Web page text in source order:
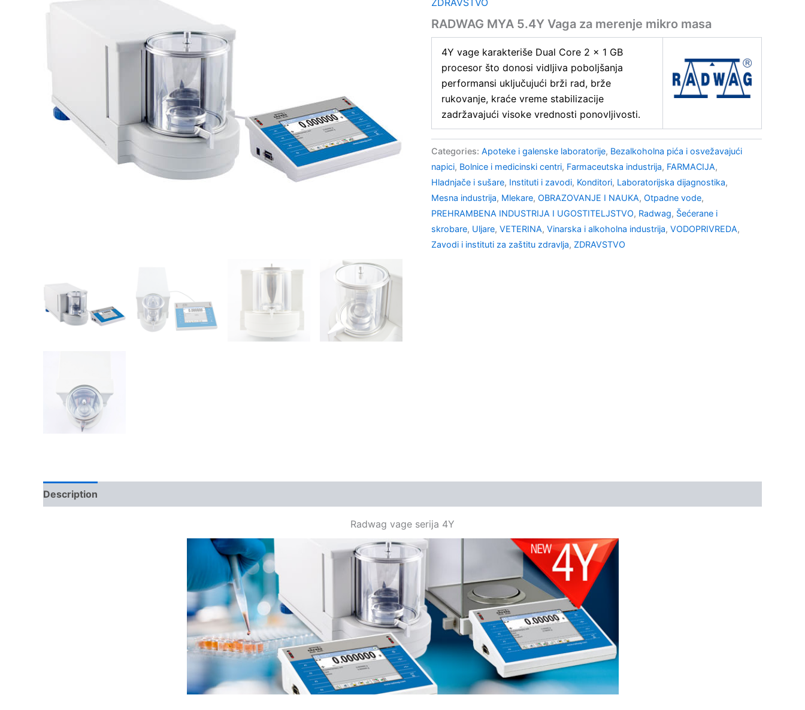
RADWAG MYA 5.4Y Vaga za merenje mikro masa
4Y vage karakteriše Dual Core 2 x 1 GB
procesor što donosi vidljiva poboljšanja
performansi uključujući brži rad, brže
rukovanje, kraće vreme stabilizacije
zadržavajući visoke vrednosti ponovljivosti.
Categories: Apoteke i galenske laboratorije, Bezalkoholna pića i osvežavajući
napici, Bolnice i medicinski centri, Farmaceutska industrija, FARMACIJA,
Hladnjače i sušare, Instituti i zavodi, Konditori, Laboratorijska dijagnostika,
Mesna industrija, Mlekare, OBRAZOVANJE I NAUKA, Otpadne vode,
PREHRAMBENA INDUSTRIJA I UGOSTITELJSTVO, Radwag, Šećerane i
skrobare, Uljare, VETERINA, Vinarska i alkoholna industrija, VODOPRIVREDA,
Zavodi i instituti za zaštitu zdravlja, ZDRAVSTVO
Description
Radwag vage serija 4Y